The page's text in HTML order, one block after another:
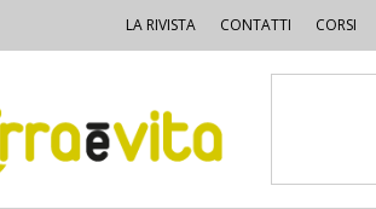
LA RIVISTA CONTATTI CORSI